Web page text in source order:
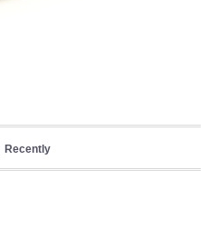
Recently